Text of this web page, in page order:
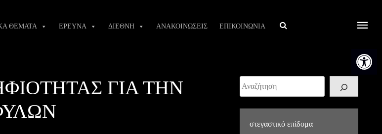
Ανοίξτε
ΘΕΜΑΤΑ ΕΡΕΥΝΑ ΔΙΕΘΝΗ ΑΝΑΚΟΙΝΩΣΕΙΣ ΕΠΙΚΟΙΝΩΝΙΑ Αναζήτηση
ΓΙΑ ΤΗΝ
Αναζήτηση
στεγαστικό επίδομα